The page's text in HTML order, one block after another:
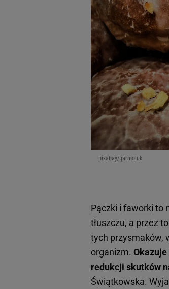
pixabay/ jarmoluk
Pączki i faworki to
tłuszczu, a przez
tych przysmaków,
organizm.
redukcji skutków
Świątkowska.